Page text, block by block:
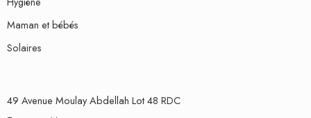
Maman et bébés
Solaires
49 Avenue Moulay Abdellah Lot 48 RDC